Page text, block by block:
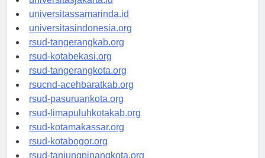
universitasjakarta.id
universitassamarinda.id
universitasindonesia.org
rsud-tangerangkab.org
rsud-kotabekasi.org
rsud-tangerangkota.org
rsucnd-acehbaratkab.org
rsud-pasuruankota.org
rsud-limapuluhkotakab.org
rsud-kotamakassar.org
rsud-kotabogor.org